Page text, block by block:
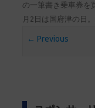
の一筆書き乗車券を
月2日は国府津の日
← Previous